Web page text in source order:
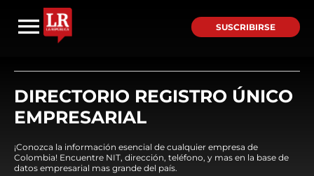
SUSCRIBIRSE
DIRECTORIO REGISTRO ÚNICO
EMPRESARIAL
¡Conozca la información esencial de cualquier empresa de
Colombia! Encuentre NIT, dirección, teléfono, y mas en la base de
datos empresarial mas grande del país.